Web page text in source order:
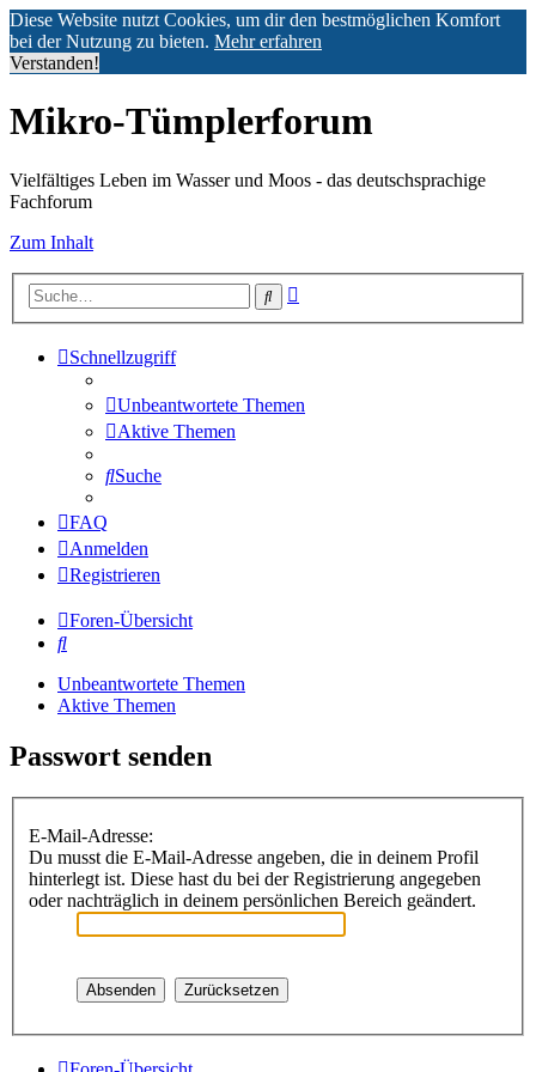
Diese Website nutzt Cookies, um dir den bestmöglichen Komfort
bei der Nutzung zu bieten. Mehr erfahren
Verstanden!
Mikro-Tümplerforum
Vielfältiges Leben im Wasser und Moos - das deutschsprachige
Fachforum
Zum Inhalt
Suche
Schnellzugriff
Unbeantwortete Themen
Aktive Themen
Suche
FAQ
Anmelden
Registrieren
Foren-Übersicht
Suche
Unbeantwortete Themen
Aktive Themen
Passwort senden
E-Mail-Adresse:
Du musst die E-Mail-Adresse angeben, die in deinem Profil
hinterlegt ist. Diese hast du bei der Registrierung angegeben
oder nachträglich in deinem persönlichen Bereich geändert.